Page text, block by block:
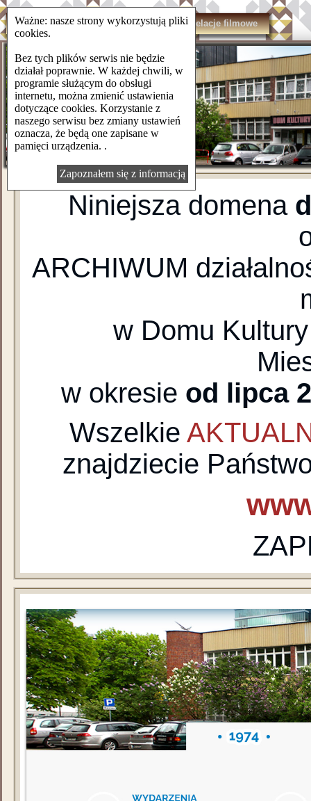
domkulturylsm.pl Kontakt Relacje filmowe
Niniejsza domena
ARCHIWUM
w Domu
w okresie od lipca
Wszelkie
znajdziecie
Ważne: nasze strony wykorzystują pliki
cookies.
Bez tych plików serwis nie będzie
działał poprawnie. W każdej chwili, w
programie służącym do obsługi
internetu, można zmienić ustawienia
dotyczące cookies. Korzystanie z
naszego serwisu bez zmiany ustawień
oznacza, że będą one zapisane w
pamięci urządzenia. .
Zapoznałem się z informacją